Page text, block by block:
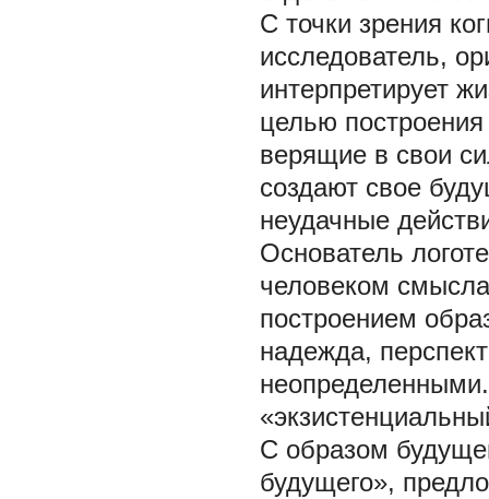
С точки зрения
исследователь,
интерпретирует
целью
верящие в свои
создают свое
неудачные
Основатель
человеком
построением
надежда,
С образом
будущего»,